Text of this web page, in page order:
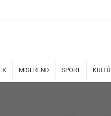
MISEREND SPORT